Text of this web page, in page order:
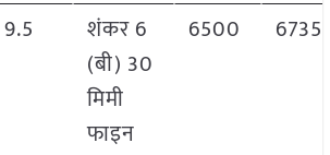
9.5
शंकर 6
(बी) 30
मिमी
फाइन
6500 6735